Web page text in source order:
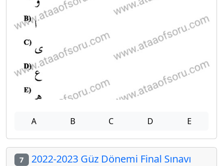
A B C D E
7 2022-2023 Güz Dönemi Final Sınavı